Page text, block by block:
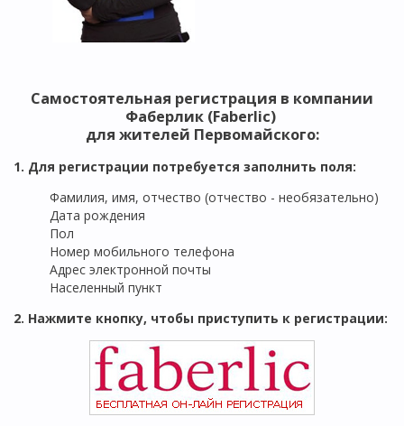
Самостоятельная регистрация в компании
Фаберлик (Faberlic)
для жителей Первомайского:
1. Для регистрации потребуется заполнить поля:
Фамилия, имя, отчество (отчество - необязательно)
Дата рождения
Пол
Номер мобильного телефона
Адрес электронной почты
Населенный пункт
2. Нажмите кнопку, чтобы приступить к регистрации: